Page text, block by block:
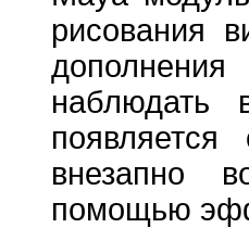
рисования
наблюдать
внезапно
помощью